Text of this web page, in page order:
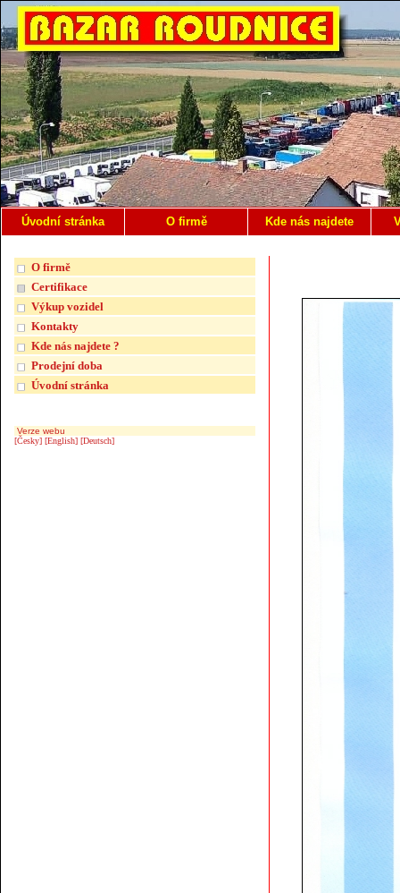
Úvodní stránka O firmě Kde nás najdete
O firmě
Certifikace
Výkup vozidel
Kontakty
Kde nás najdete ?
Prodejní doba
Úvodní stránka
Verze webu
[Česky] [English] [Deutsch]